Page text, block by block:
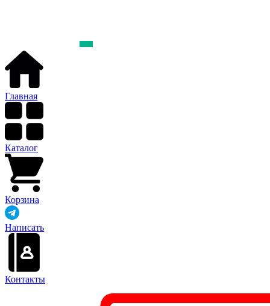
Главная
Каталог
Корзина
Написать
Контакты